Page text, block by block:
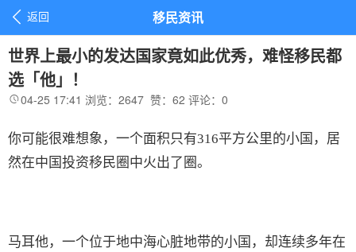
 返回 移民资讯
世界上最小的发达国家竟如此优秀，难怪移民都
选「他」！
04-25 17:41 浏览：2647 赞： 62 评论： 0
你可能很难想象，一个面积只有316平方公里的小国，居
然在中国投资移民圈中火出了圈。
马耳他，一个位于地中海心脏地带的小国，却连续多年在